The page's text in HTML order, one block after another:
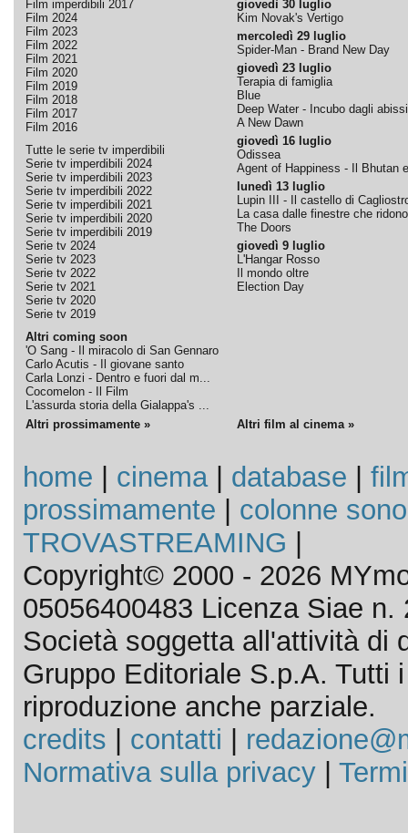
Film imperdibili 2017
Film 2024
Film 2023
Film 2022
Film 2021
Film 2020
Film 2019
Film 2018
Film 2017
Film 2016
Tutte le serie tv imperdibili
Serie tv imperdibili 2024
Serie tv imperdibili 2023
Serie tv imperdibili 2022
Serie tv imperdibili 2021
Serie tv imperdibili 2020
Serie tv imperdibili 2019
Serie tv 2024
Serie tv 2023
Serie tv 2022
Serie tv 2021
Serie tv 2020
Serie tv 2019
Altri coming soon
'O Sang - Il miracolo di San Gennaro
Carlo Acutis - Il giovane santo
Carla Lonzi - Dentro e fuori dal m...
Cocomelon - Il Film
L'assurda storia della Gialappa's ...
giovedì 30 luglio
Kim Novak's Vertigo
mercoledì 29 luglio
Spider-Man - Brand New Day
giovedì 23 luglio
Terapia di famiglia
Blue
Deep Water - Incubo dagli abissi
A New Dawn
giovedì 16 luglio
Odissea
Agent of Happiness - Il Bhutan
lunedì 13 luglio
Lupin III - Il castello di
La casa dalle finestre che ridono
The Doors
giovedì 9 luglio
L'Hangar Rosso
Il mondo oltre
Election Day
Altri prossimamente » Altri film al cinema »
home cinema| database
prossimamente
colonne
TROVASTREAMING
Copyright© 2000 - 2026
05056400483 Licenza Siae n.
Società soggetta all'attività di
Gruppo Editoriale S.p.A. Tutti
riproduzione anche parziale.
credits
contatti
Normativa sulla privacy|